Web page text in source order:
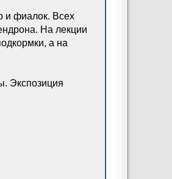
и фиалок. Всех
На лекции
а на
Экспозиция